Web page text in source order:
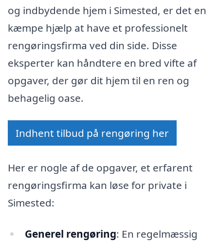
og indbydende hjem i Simested, er det en
kæmpe hjælp at have et professionelt
rengøringsfirma ved din side. Disse
eksperter kan håndtere en bred vifte af
opgaver, der gør dit hjem til en ren og
behagelig oase.
Indhent tilbud på rengøring her
Her er nogle af de opgaver, et erfarent
rengøringsfirma kan løse for private i
Simested:
Generel rengøring: En regelmæssig